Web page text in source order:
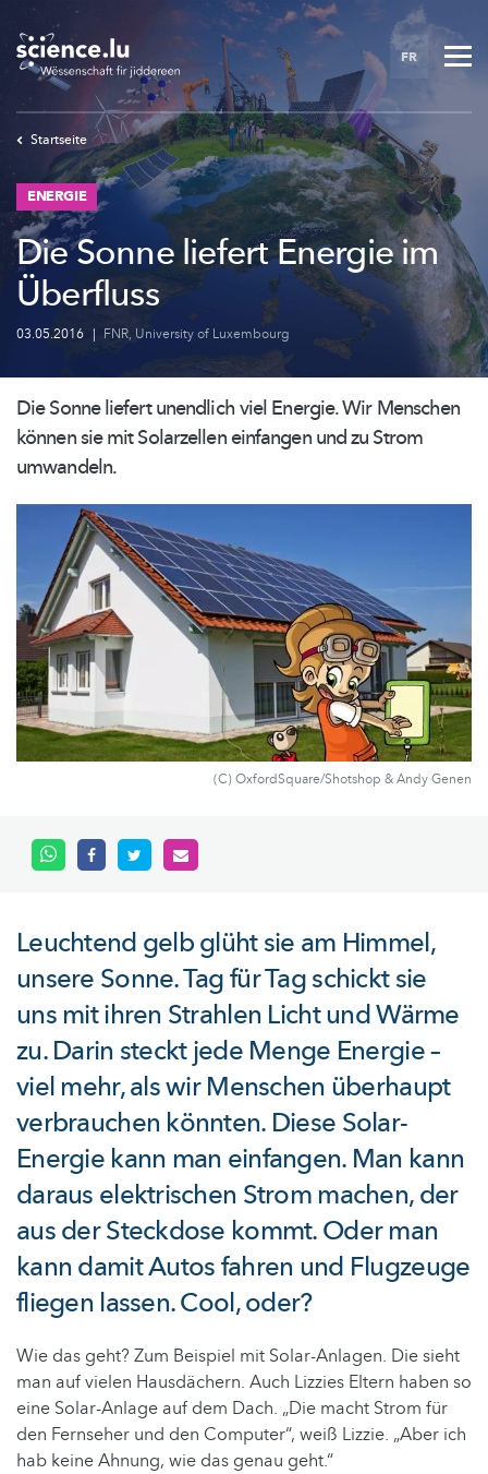
to
main
content
FR
Startseite
ENERGIE
Die Sonne liefert Energie im
Überfluss
03.05.2016 | FNR, University of Luxembourg
Die Sonne liefert unendlich viel Energie. Wir Menschen
können sie mit Solarzellen einfangen und zu Strom
umwandeln.
(C) OxfordSquare/Shotshop & Andy Genen
Leuchtend gelb glüht sie am Himmel,
unsere Sonne. Tag für Tag schickt sie
uns mit ihren Strahlen Licht und Wärme
zu. Darin steckt jede Menge Energie –
viel mehr, als wir Menschen überhaupt
verbrauchen könnten. Diese Solar-
Energie kann man einfangen. Man kann
daraus elektrischen Strom machen, der
aus der Steckdose kommt. Oder man
kann damit Autos fahren und Flugzeuge
fliegen lassen. Cool, oder?
Wie das geht? Zum Beispiel mit Solar-Anlagen. Die sieht
man auf vielen Hausdächern. Auch Lizzies Eltern haben so
eine Solar-Anlage auf dem Dach. „Die macht Strom für
den Fernseher und den Computer“, weiß Lizzie. „Aber ich
hab keine Ahnung, wie das genau geht.“